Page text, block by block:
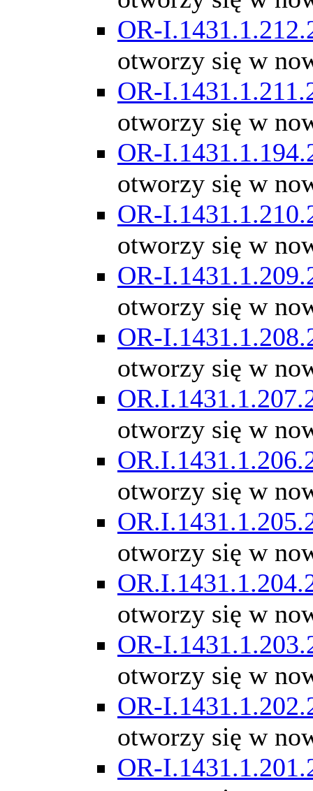
OR-
otworzy się w
OR-
otworzy się w
OR-
otworzy się w
OR-
otworzy się w
OR-
otworzy się w
OR-
otworzy się w
otworzy się w
otworzy się w
otworzy się w
otworzy się w
OR-
otworzy się w
OR-
otworzy się w
OR-